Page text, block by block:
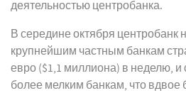
деятельностью центробанка.
В середине октября центробанк
крупнейшим частным банкам
евро ($1,1 миллиона) в неделю, и
более мелким банкам, что